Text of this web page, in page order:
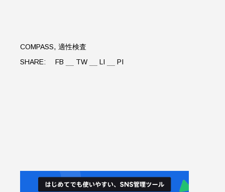
COMPASS
適性検査
SHARE:
FB TW LI PI